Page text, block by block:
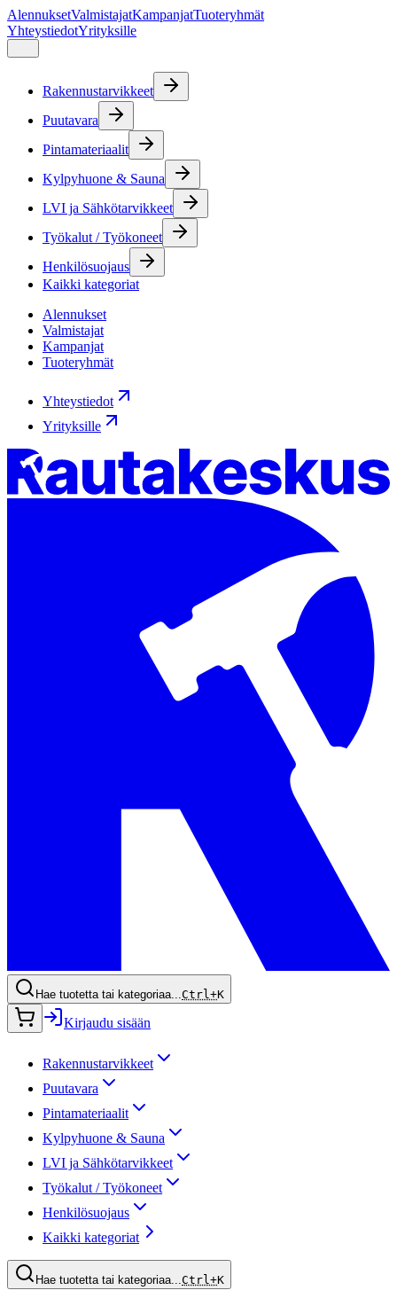
AlennuksetValmistajatKampanjatTuoteryhmät
YhteystiedotYrityksille
Rakennustarvikkeet
Puutavara
Pintamateriaalit
Kylpyhuone & Sauna
LVI ja Sähkötarvikkeet
Työkalut / Työkoneet
Henkilösuojaus
Kaikki kategoriat
Alennukset
Valmistajat
Kampanjat
Tuoteryhmät
Yhteystiedot
Yrityksille
Hae tuotetta tai kategoriaa...Ctrl+K
Kirjaudu sisään
Rakennustarvikkeet
Puutavara
Pintamateriaalit
Kylpyhuone & Sauna
LVI ja Sähkötarvikkeet
Työkalut / Työkoneet
Henkilösuojaus
Kaikki kategoriat
Hae tuotetta tai kategoriaa...Ctrl+K